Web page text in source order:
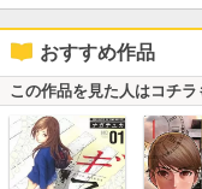
おすすめ作品
この作品を見た人はコチ